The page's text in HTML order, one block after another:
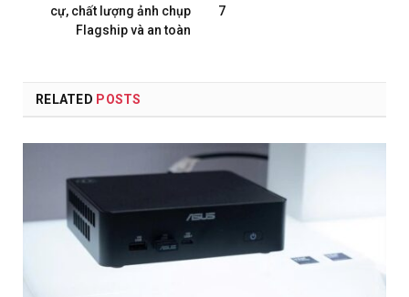
cự, chất lượng ảnh chụp
Flagship và an toàn
7
RELATED POSTS